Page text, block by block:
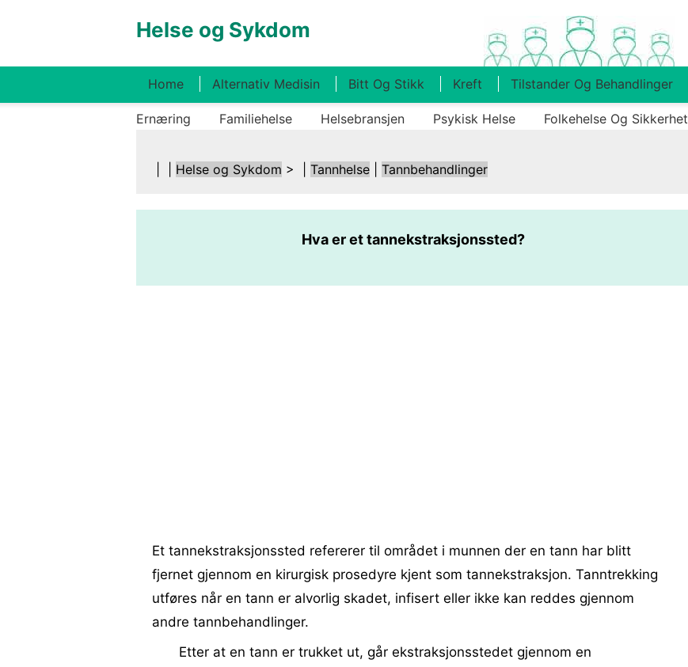
Helse og Sykdom
Home Alternativ Medisin Bitt Og Stikk Kreft Tilstander Og Behandlinger
Ernæring Familiehelse Helsebransjen Psykisk Helse Folkehelse Og Sikkerhet
Helse og Sykdom > | Tannhelse Tannbehandlinger
Hva er et tannekstraksjonssted?
Et tannekstraksjonssted refererer til området i munnen der en tann har blitt
fjernet gjennom en kirurgisk prosedyre kjent som tannekstraksjon. Tanntrekking
utføres når en tann er alvorlig skadet, infisert eller ikke kan reddes gjennom
andre tannbehandlinger.
Etter at en tann er trukket ut, går ekstraksjonsstedet gjennom en